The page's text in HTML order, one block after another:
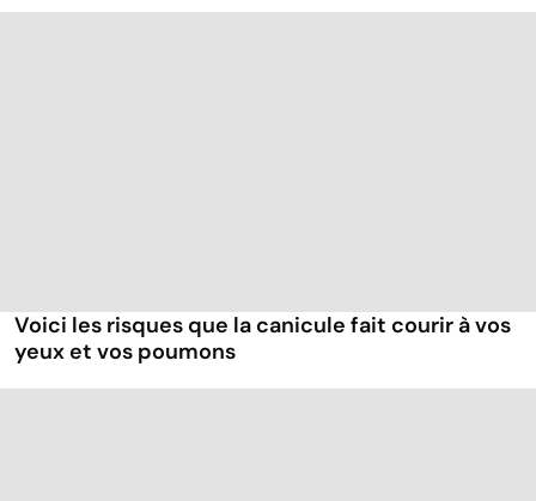
Voici les risques que la canicule fait courir à vos
yeux et vos poumons